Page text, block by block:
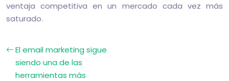
ventaja competitiva en un mercado cada vez más
saturado.
El email marketing sigue
siendo una de las
herramientas más